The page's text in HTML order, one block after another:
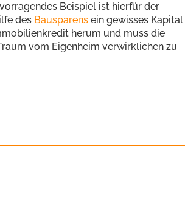
Beispiel ist hierfür der
des Bausparensein gewisses Kapital
herum und muss die
vom Eigenheim verwirklichen zu